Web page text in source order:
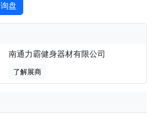
询盘
南通力霸健身器材有限公司
了解展商